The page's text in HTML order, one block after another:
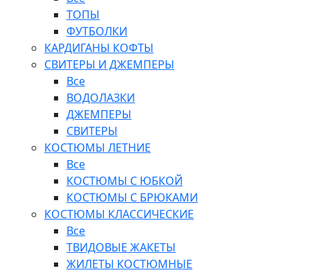
ТОПЫ
ФУТБОЛКИ
КАРДИГАНЫ КОФТЫ
СВИТЕРЫ И ДЖЕМПЕРЫ
Все
ВОДОЛАЗКИ
ДЖЕМПЕРЫ
СВИТЕРЫ
КОСТЮМЫ ЛЕТНИЕ
Все
КОСТЮМЫ С ЮБКОЙ
КОСТЮМЫ С БРЮКАМИ
КОСТЮМЫ КЛАССИЧЕСКИЕ
Все
ТВИДОВЫЕ ЖАКЕТЫ
ЖИЛЕТЫ КОСТЮМНЫЕ